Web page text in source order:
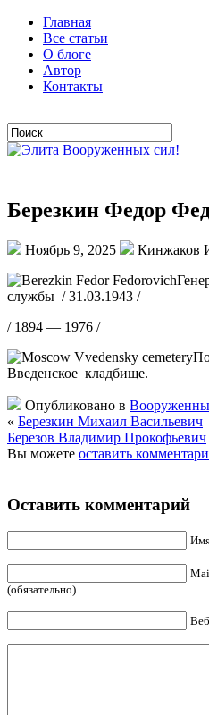
Главная
Все статьи
О блоге
Автор
Контакты
Березкин Федор
Ноябрь 9, 2025
Кинжаков
службы / 31.03.1943 /
/ 1894 — 1976 /
Введенское кладбище.
Опубликовано в
« Березкин Михаил Васильевич
Березов Владимир Прокофьевич
Вы можете оставить
Оставить комментарий
(обязательно)